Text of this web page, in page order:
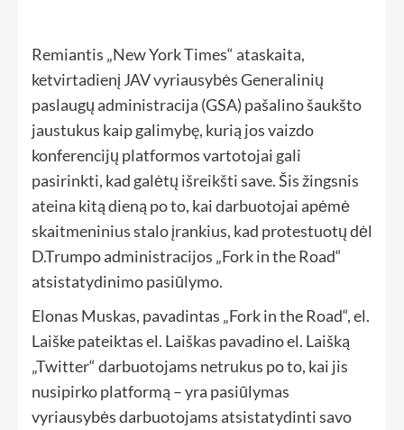
Remiantis „New York Times“ ataskaita,
ketvirtadienį JAV vyriausybės Generalinių
paslaugų administracija (GSA) pašalino šaukšto
jaustukus kaip galimybę, kurią jos vaizdo
konferencijų platformos vartotojai gali
pasirinkti, kad galėtų išreikšti save. Šis žingsnis
ateina kitą dieną po to, kai darbuotojai apėmė
skaitmeninius stalo įrankius, kad protestuotų dėl
D.Trumpo administracijos „Fork in the Road“
atsistatydinimo pasiūlymo.
Elonas Muskas, pavadintas „Fork in the Road“, el.
Laiške pateiktas el. Laiškas pavadino el. Laišką
„Twitter“ darbuotojams netrukus po to, kai jis
nusipirko platformą – yra pasiūlymas
vyriausybės darbuotojams atsistatydinti savo